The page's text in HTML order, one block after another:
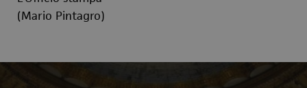
(Mario Pintagro)